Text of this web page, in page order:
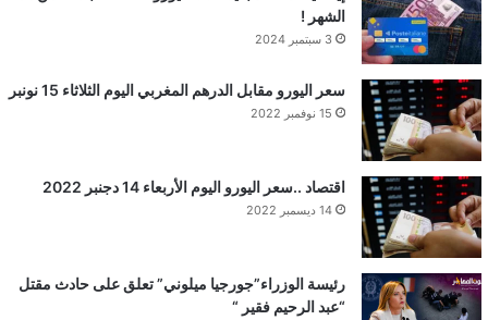
الشهر !
3 سبتمبر 2024
سعر اليورو مقابل الدرهم المغربي اليوم الثلاثاء 15 نونبر
15 نوفمبر 2022
اقتصاد ..سعر اليورو اليوم الأربعاء 14 دجنبر 2022
14 ديسمبر 2022
رئيسة الوزراء”جورجيا ميلوني” تعلق على حادث مقتل
“عبد الرحيم فقير “